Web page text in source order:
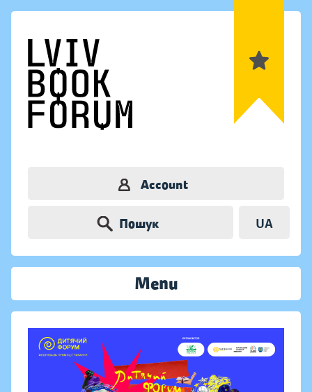
Account
Пошук UA
Menu